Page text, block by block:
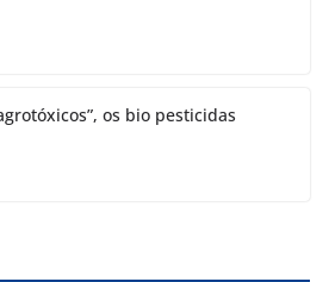
os bio pesticidas